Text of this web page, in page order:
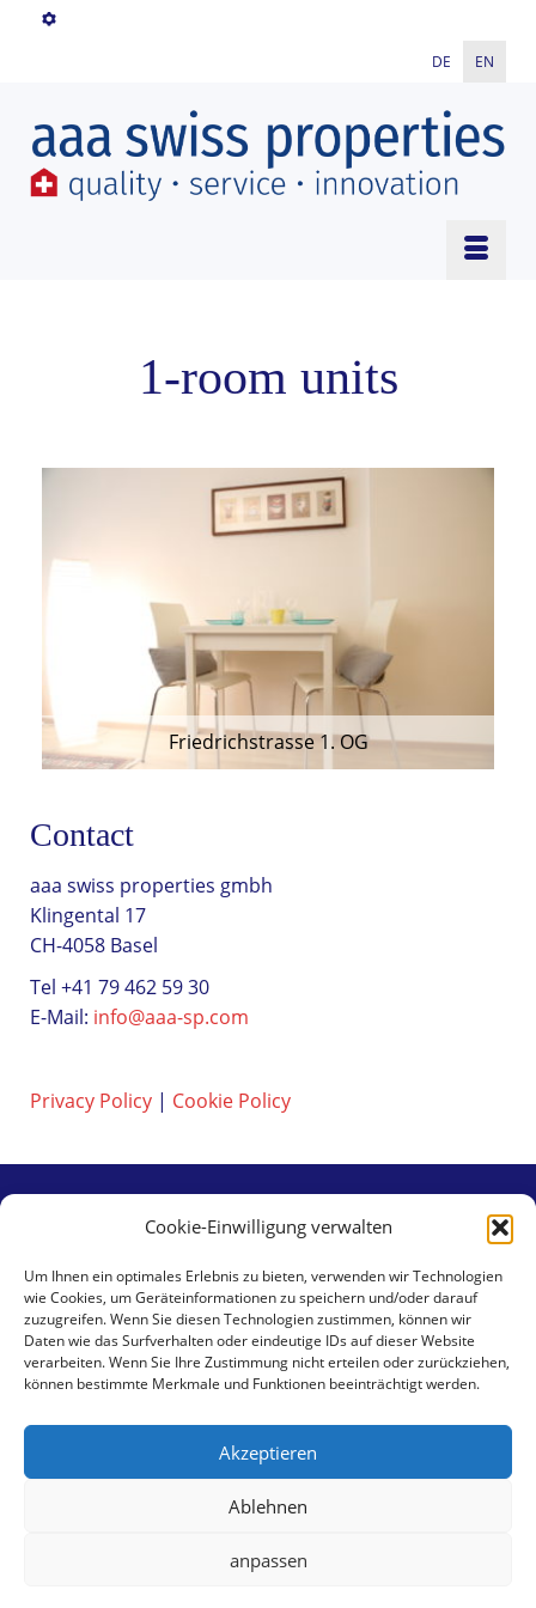
Cookie-Einwilligung verwalten
Um Ihnen ein optimales Erlebnis zu bieten, verwenden wir Technologien
wie Cookies, um Geräteinformationen zu speichern und/oder darauf
zuzugreifen. Wenn Sie diesen Technologien zustimmen, können wir
Daten wie das Surfverhalten oder eindeutige IDs auf dieser Website
verarbeiten. Wenn Sie Ihre Zustimmung nicht erteilen oder zurückziehen,
können bestimmte Merkmale und Funktionen beeinträchtigt werden.
Akzeptieren
Ablehnen
anpassen
DE EN
1-room units
Friedrichstrasse 1. OG
Contact
aaa swiss properties gmbh
Klingental 17
CH-4058 Basel
Tel +41 79 462 59 30
E-Mail: info@aaa-sp.com
Privacy Policy | Cookie Policy
aaa swiss properties gmbh
Klingental 17
CH-4058 Basel